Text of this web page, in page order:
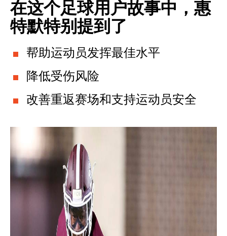
在这个足球用户故事中，惠
特默特别提到了
帮助运动员发挥最佳水平
降低受伤风险
改善重返赛场和支持运动员安全